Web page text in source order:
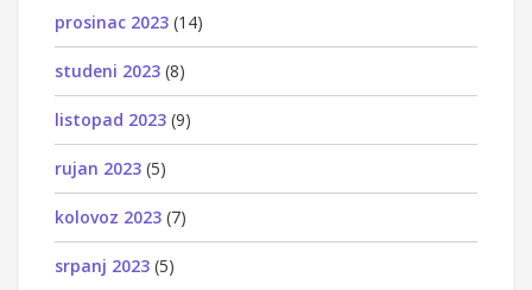
prosinac 2023 (14)
studeni 2023 (8)
listopad 2023 (9)
rujan 2023 (5)
kolovoz 2023 (7)
srpanj 2023 (5)